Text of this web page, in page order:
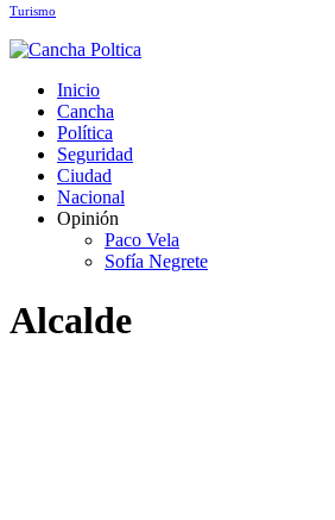
Turismo
Inicio
Cancha
Política
Seguridad
Ciudad
Nacional
Opinión
Paco Vela
Sofía Negrete
Alcalde